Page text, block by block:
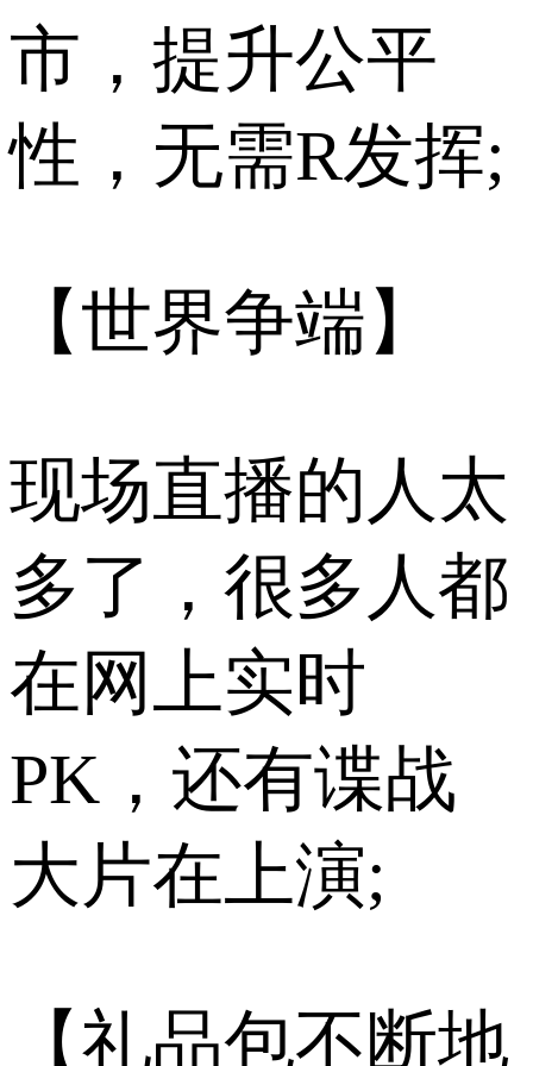
市，提升公平
性，无需R发挥;
【世界争端】
现场直播的人太
多了，很多人都
在网上实时
PK，还有谍战
大片在上演;
【礼品包不断地